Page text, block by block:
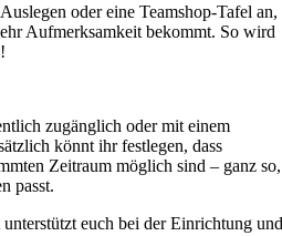
oder eine Teamshop-Tafel an,
Aufmerksamkeit bekommt. So wird
zugänglich oder mit einem
könnt ihr festlegen, dass
Zeitraum möglich sind – ganz so,
passt.
euch bei der Einrichtung